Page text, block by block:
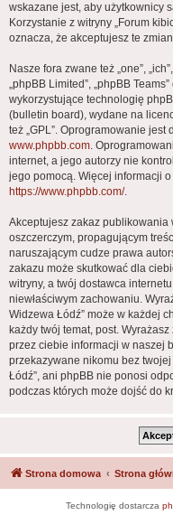
wskazane jest, aby użytkownicy
Korzystanie z witryny „Forum
oznacza, że akceptujesz te
Nasze fora zwane też „one”,
„phpBB Limited”, „phpBB
wykorzystujące technologię
(bulletin board), wydane na
też „GPL”. Oprogramowanie
www.phpbb.com.
internet, a jego autorzy nie
jego pomocą. Więcej informacji
https://www.phpbb.com/.
Akceptujesz zakaz
oszczerczym, propagującym
naruszającym cudze prawa
zakazu może skutkować dla
witryny, a twój dostawca
niewłaściwym zachowaniu.
Widzewa Łódź” może w każdej
każdy twój temat, post.
przez ciebie informacji w naszej
przekazywane nikomu bez
Łódź”, ani phpBB nie ponosi
podczas których może dojść do
Strona domowa Strona
Technologię dostarcza